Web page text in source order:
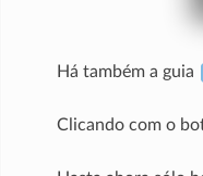
Há também a guia
Clicando com o